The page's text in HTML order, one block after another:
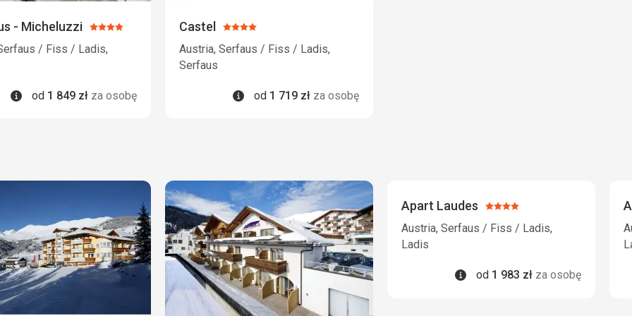
- Micheluzzi Ocena:
4/5
/ Fiss / Ladis,
Informacje
od 1 849 zł za osobę
Castel
Ocena:
4/5
Austria, Serfaus / Fiss / Ladis,
Serfaus
Informacje
od 1 719 zł za osobę
Apart Laudes Ocena:
4/5
Austria, Serfaus / Fiss / Ladis,
Ladis
Informacje
od 1 983 zł za osobę